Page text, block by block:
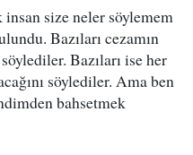
size neler söylemem
Bazıları cezamın
Bazıları ise her
söylediler. Ama ben
bahsetmek